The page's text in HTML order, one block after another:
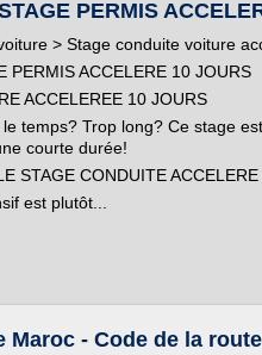
PERMIS
> Stage conduite voiture
PERMIS ACCELERE 10 JOURS
ACCELEREE 10 JOURS
temps? Trop long? Ce stage
courte durée!
STAGE CONDUITE ACCELERE
est plutôt...
- Code de la